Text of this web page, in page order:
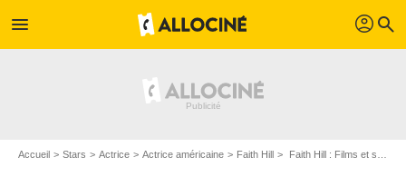
menu profil search
Accueil Stars Actrice Actrice américaine Faith Hill Faith Hill : Films et séries online